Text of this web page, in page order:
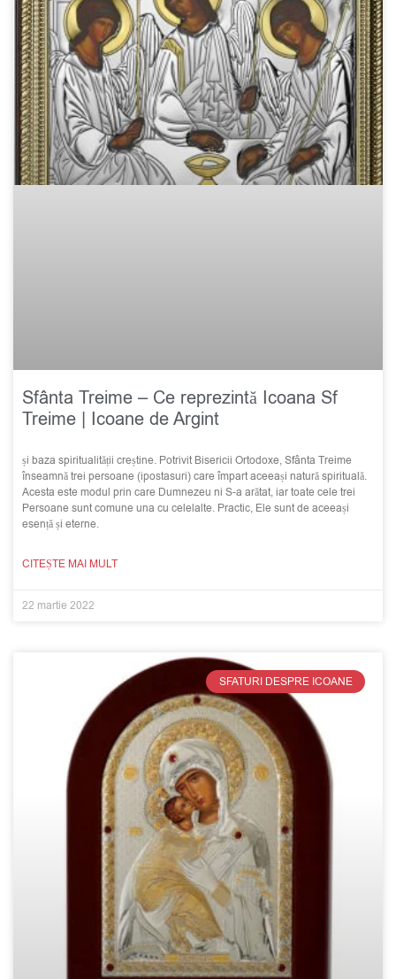
Sfânta Treime – Ce reprezintă Icoana Sf
Treime | Icoane de Argint
și baza spiritualității creștine. Potrivit Bisericii Ortodoxe, Sfânta Treime
înseamnă trei persoane (ipostasuri) care împart aceeași natură spirituală.
Acesta este modul prin care Dumnezeu ni S-a arătat, iar toate cele trei
Persoane sunt comune una cu celelalte. Practic, Ele sunt de aceeași
esență și eterne.
CITEȘTE MAI MULT
22 martie 2022
SFATURI DESPRE ICOANE